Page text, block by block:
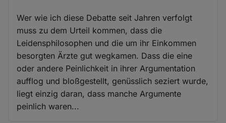
Wer wie ich diese Debatte seit Jahren verfolgt
muss zu dem Urteil kommen, dass die
Leidensphilosophen und die um ihr Einkommen
besorgten Ärzte gut wegkamen. Dass die eine
oder andere Peinlichkeit in ihrer Argumentation
aufflog und bloßgestellt, genüsslich seziert wurde,
liegt einzig daran, dass manche Argumente
peinlich waren...